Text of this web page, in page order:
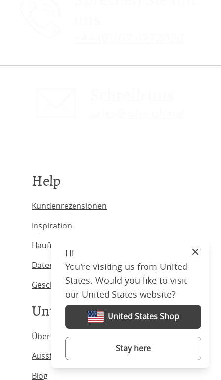
Help
Kundenrezensionen
Inspiration
Häufig gestellte Fragen
Datenschutzbestimmungen
Geschäftsbedingungen.
Unternehmen
Über uns
Ausstellungsräume
Blog
Hi
You're visiting us from United
States. Would you like to visit
our United States website?
United States Shop
Stay here
Close